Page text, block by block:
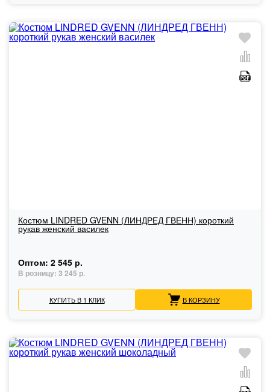
Костюм LINDRED GVENN (ЛИНДРЕД ГВЕНН) короткий
рукав женский василек
Оптом: 2 545 р.
В розницу: 3 245 р.
КУПИТЬ В 1 КЛИК В КОРЗИНУ